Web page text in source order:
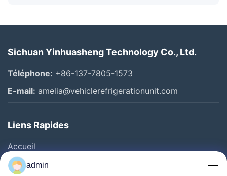
Sichuan Yinhuasheng Technology Co., Ltd.
Téléphone: +86-137-7805-1573
E-mail: amelia@vehiclerefrigerationunit.com
Liens Rapides
Accueil
Produits
admin